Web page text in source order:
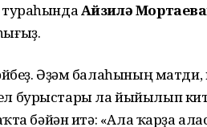
Айзилә
Әҙәм балаһының матди,
бурыстары ла йыйылып
бәйән итә: «Ала ҡарҙа